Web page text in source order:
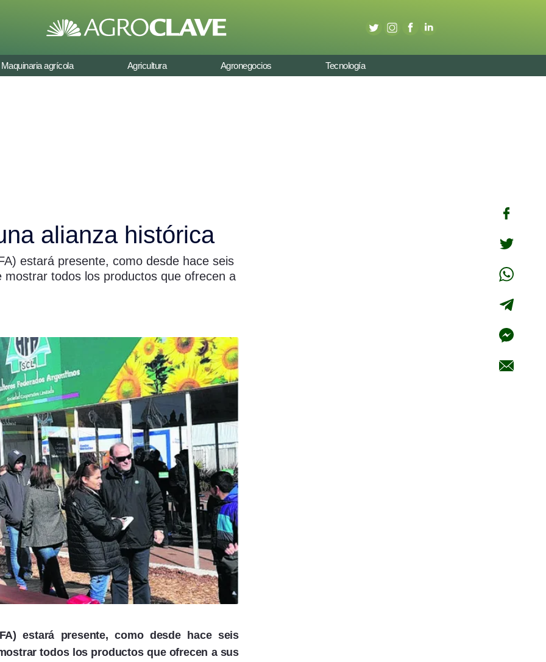
Maquinaria agrícola Agricultura Agronegocios Tecnología
alianza histórica
estará presente, como desde hace seis
todos los productos que ofrecen a
estará presente, como desde hace seis
todos los productos que ofrecen a sus